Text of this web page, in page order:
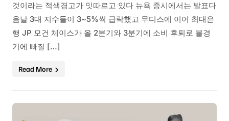
것이라는 적색경고가 잇따르고 있다 뉴욕 증시에서는 발표다
음날 3대 지수들이 3~5%씩 급락했고 무디스에 이어 최대은
행 JP 모건 체이스가 올 2분기와 3분기에 소비 후퇴로 불경
기에 빠질 […]
Read More